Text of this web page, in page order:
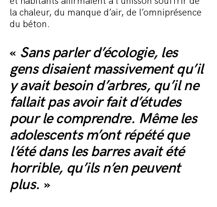
la chaleur, du manque d’air, de l’omniprésence
du béton.
« Sans parler d’écologie, les
gens disaient massivement qu’il
y avait besoin d’arbres, qu’il ne
fallait pas avoir fait d’études
pour le comprendre. Même les
adolescents m’ont répété que
l’été dans les barres avait été
horrible, qu’ils n’en peuvent
plus. »